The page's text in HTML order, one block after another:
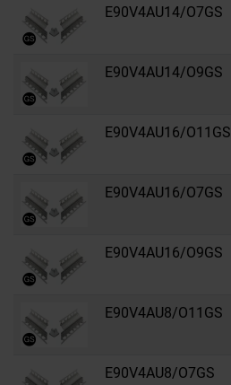
E90V4AU14/O7GS
E90V4AU14/O9GS
E90V4AU16/O11GS
E90V4AU16/O7GS
E90V4AU16/O9GS
E90V4AU8/O11GS
E90V4AU8/O7GS